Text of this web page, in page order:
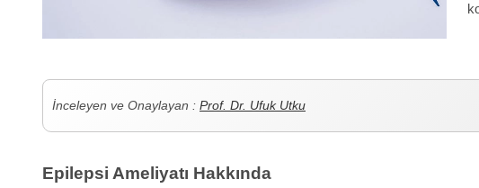
İnceleyen ve Onaylayan : Prof. Dr. Ufuk Utku
Epilepsi Ameliyatı Hakkında